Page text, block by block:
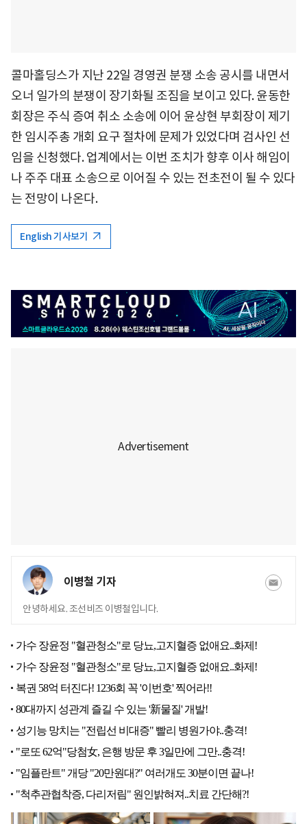
콜마홀딩스가 지난 22일 경영권 분쟁 소송 공시를 내면서
오너 일가의 분쟁이 장기화될 조짐을 보이고 있다. 윤동한
회장은 주식 증여 취소 소송에 이어 윤상현 부회장이 제기
한 임시주총 개회 요구 절차에 문제가 있었다며 검사인 선
임을 신청했다. 업계에서는 이번 조치가 향후 이사 해임이
나 주주 대표 소송으로 이어질 수 있는 전초전이 될 수 있다
는 전망이 나온다.
English 기사보기
이병철 기자
안녕하세요. 조선비즈 이병철입니다.